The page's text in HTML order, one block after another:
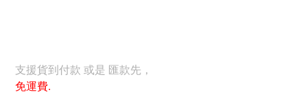
支援貨到付款 或是 匯款先，
免運費.